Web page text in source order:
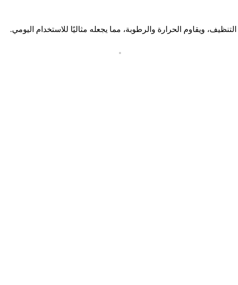
ويقاوم الحرارة والرطوبة، مما يجعله مثاليًا للاستخدام اليومي.